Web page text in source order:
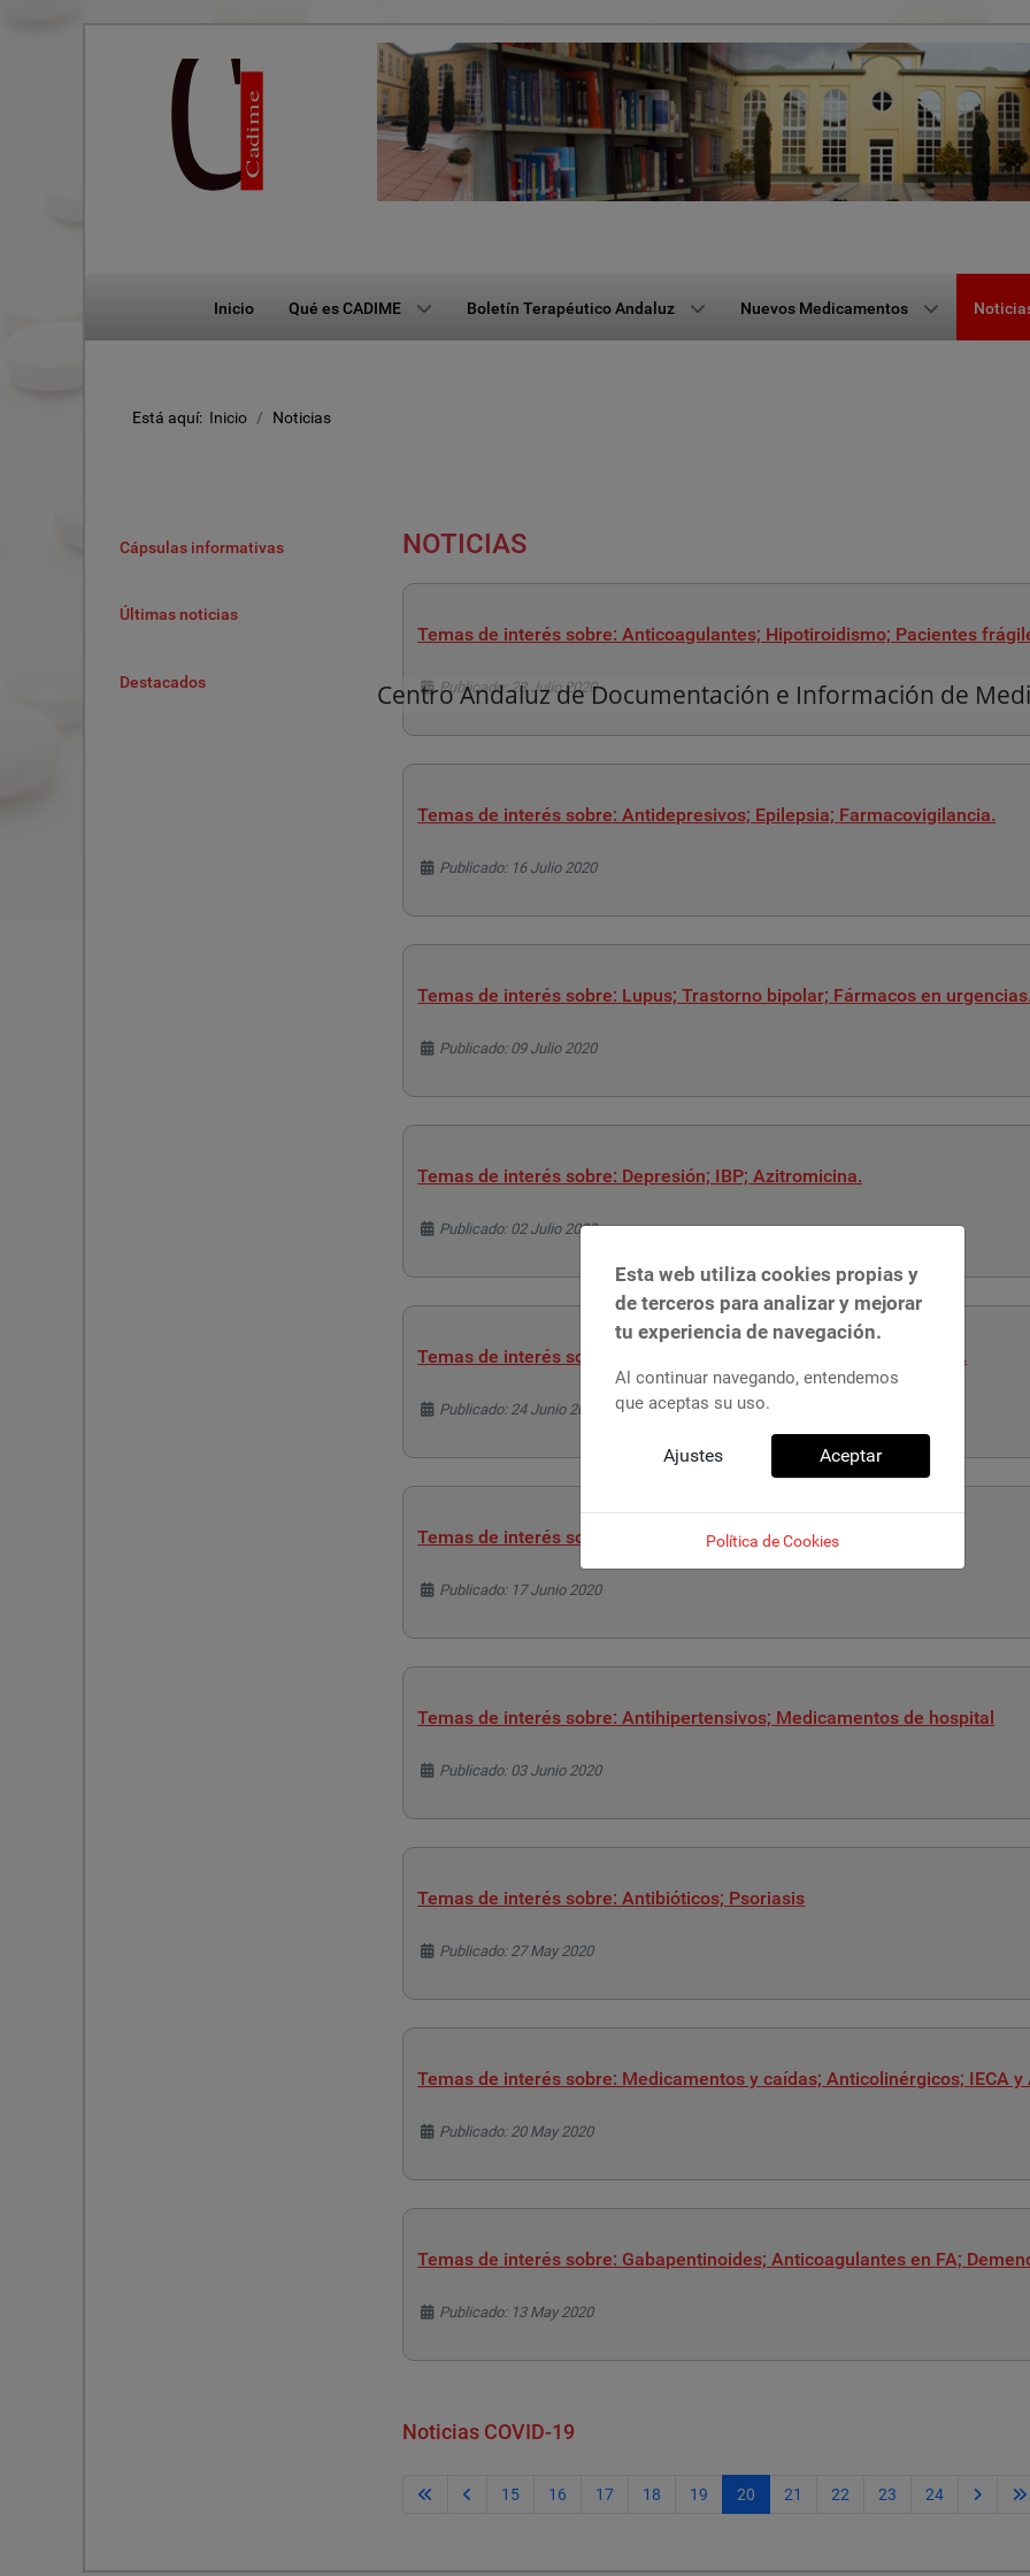
Centro Andaluz de Documentación e Información de
Inicio Qué es CADIME Boletín Terapéutico Andaluz Nuevos Medicamentos
Está aquí: Inicio Noticias
Cápsulas informativas
Últimas noticias
Destacados
NOTICIAS
Temas de interés sobre: Anticoagulantes; Hipotiroidismo; Pacientes
Detalles
Publicado: 23 Julio 2020
Temas de interés sobre: Antidepresivos; Epilepsia; Farmacovigilancia.
Detalles
Publicado: 16 Julio 2020
Temas de interés sobre: Lupus; Trastorno bipolar; Fármacos en urgencias.
Detalles
Publicado: 09 Julio 2020
Temas de interés sobre: Depresión; IBP; Azitromicina.
Detalles
Publicado: 02 Julio 2020
Temas de interés sobre: Alzheimer; Cumplimiento del tratamiento.
Detalles
Publicado: 24 Junio 2020
Temas de interés sobre: Polimedicados; Candidiasis; Litio
Detalles
Publicado: 17 Junio 2020
Temas de interés sobre: Antihipertensivos; Medicamentos de hospital
Detalles
Publicado: 03 Junio 2020
Temas de interés sobre: Antibióticos; Psoriasis
Detalles
Publicado: 27 May 2020
Temas de interés sobre: Medicamentos y caídas; Anticolinérgicos; IECA y
Detalles
Publicado: 20 May 2020
Temas de interés sobre: Gabapentinoides; Anticoagulantes en FA;
Detalles
Publicado: 13 May 2020
Noticias COVID-19
15 16 17 18 19 20 21 22 23 24
Esta web utiliza cookies propias y
de terceros para analizar y mejorar
tu experiencia de navegación.
Al continuar navegando, entendemos
que aceptas su uso.
Ajustes Aceptar
Política de Cookies